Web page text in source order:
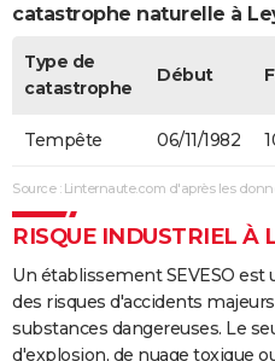
catastrophe naturelle à
Type de
catastrophe
Début
Tempête 06/11/1982
Source : Linternaute.com d'après les
RISQUE INDUSTRIEL À
Un établissement SEVESO
des risques d'accidents
substances dangereuses. Le
d'explosion, de nuage toxique